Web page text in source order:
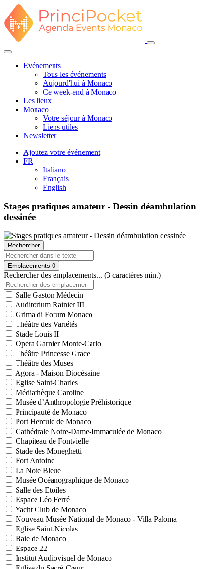
Evénements
Tous les événements
Aujourd'hui à Monaco
Ce week-end à Monaco
Les lieux
Monaco
Votre séjour à Monaco
Liens utiles
Newsletter
Ajoutez votre événement
FR
Italiano
Français
English
Stages pratiques amateur - Dessin déambulation
dessinée
Rechercher
Emplacements 0
Rechercher des emplacements... (3 caractères min.)
Salle Gaston Médecin
Auditorium Rainier III
Grimaldi Forum Monaco
Théâtre des Variétés
Stade Louis II
Opéra Garnier Monte-Carlo
Théâtre Princesse Grace
Théâtre des Muses
Agora - Maison Diocésaine
Eglise Saint-Charles
Médiathèque Caroline
Musée d’Anthropologie Préhistorique
Principauté de Monaco
Port Hercule de Monaco
Cathédrale Notre-Dame-Immaculée de Monaco
Chapiteau de Fontvielle
Stade des Moneghetti
Fort Antoine
La Note Bleue
Musée Océanographique de Monaco
Salle des Etoiles
Espace Léo Ferré
Yacht Club de Monaco
Nouveau Musée National de Monaco - Villa Paloma
Eglise Saint-Nicolas
Baie de Monaco
Espace 22
Institut Audiovisuel de Monaco